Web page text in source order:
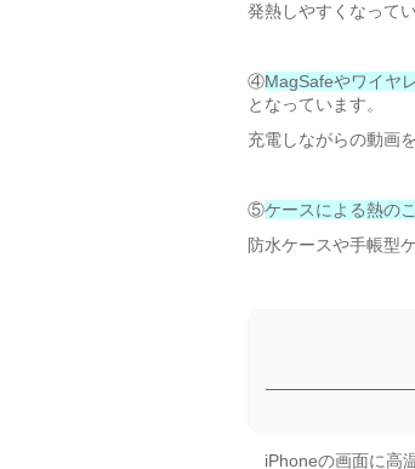
発熱しやすくなってい
④MagSafeやワイヤ
となっています。
充電しながらの動画
⑤ケースによる熱の
防水ケースや手帳型
iPhoneの画面に高